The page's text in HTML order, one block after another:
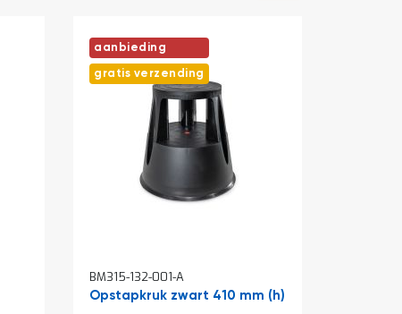
aanbieding
gratis verzending
BM315-132-001-A
Opstapkruk zwart 410 mm (h)
winkelwagen